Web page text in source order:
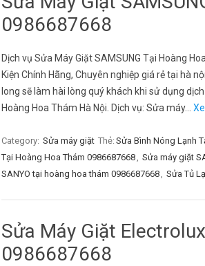
0986687668
Dịch vụ Sửa Máy Giặt SAMSUNG Tại Hoàng
Kiện Chính Hãng, Chuyên nghiệp giá rẻ tại hà
long sẽ làm hài lòng quý khách khi sử dụng
Hoàng Hoa Thám Hà Nội. Dịch vụ: Sửa máy…
Category: Sửa máy giặt Thẻ: Sửa Bình Nóng Lạnh
Tại Hoàng Hoa Thám 0986687668, Sửa máy giặt
SANYO tại hoàng hoa thám 0986687668, Sửa Tủ
Sửa Máy Giặt
0986687668